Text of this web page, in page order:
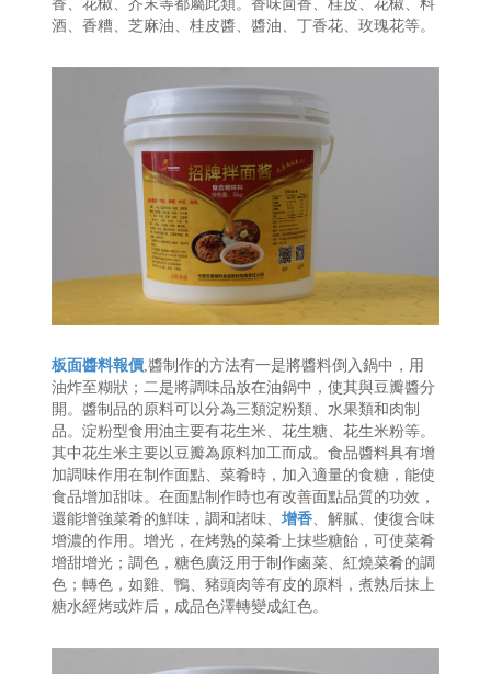
香、花椒、芥末等都屬此類。香味茴香、桂皮、花椒、料
酒、香糟、芝麻油、桂皮醬、醬油、丁香花、玫瑰花等。
板面醬料報價 ,醬制作的方法有一是將醬料倒入鍋中，用
油炸至糊狀；二是將調味品放在油鍋中，使其與豆瓣醬分
開。醬制品的原料可以分為三類淀粉類、水果類和肉制
品。淀粉型食用油主要有花生米、花生糖、花生米粉等。
其中花生米主要以豆瓣為原料加工而成。食品醬料具有增
加調味作用在制作面點、菜肴時，加入適量的食糖，能使
食品增加甜味。在面點制作時也有改善面點品質的功效，
還能增強菜肴的鮮味，調和諸味、增香 、解膩、使復合味
增濃的作用。增光，在烤熟的菜肴上抹些糖飴，可使菜肴
增甜增光；調色，糖色廣泛用于制作鹵菜、紅燒菜肴的調
色；轉色，如雞、鴨、豬頭肉等有皮的原料，煮熟后抹上
糖水經烤或炸后，成品色澤轉變成紅色。